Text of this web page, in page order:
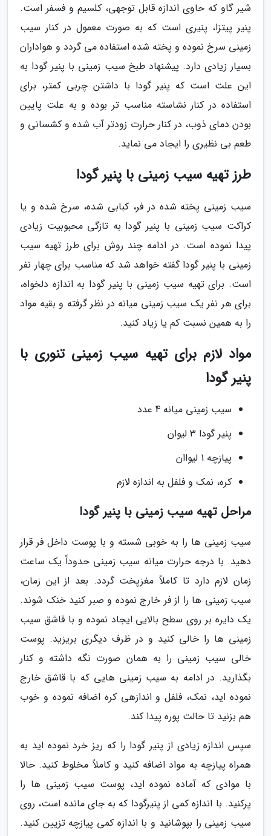
شیر گاو که حاوی اندازه قابل توجهی، کلسیم و فسفر است.
پنیر پیتزا، پنیری است که به صورت معمول در کنار سیب
زمینی سرخ نموده و پخته شده استفاده می گردد و هواداران
بسیار زیادی دارد. پیشنهاد طبخ سیب زمینی با پنیر گودا به
این علت است که پنیر گودا با داشتن چربی کمتر، برای
استفاده در کنار نشاسته مناسب تر بوده و به علت پایین
بودن دمای ذوب، در کنار حرارت زودتر آب شده و کشسانی و
طعم بی نظیری را ایجاد می نماید.
طرز تهیه سیب زمینی با پنیر گودا
سیب زمینی پخته شده در فر، کبابی شده، سرخ شده و یا
کراکت سیب زمینی با پنیر گودا به تازگی محبوبیت زیادی
پیدا نموده است. در ادامه چند روش برای طرز تهیه سیب
زمینی با پنیر گودا گفته خواهد شد که مناسب برای چهار نفر
است. برای تهیه سیب زمینی با پنیر گودا به اندازه دلخواه،
برای هر نفر یک سیب زمینی میانه در نظر گرفته و بقیه مواد
را به همین نسبت کم یا زیاد کنید.
مواد لازم برای تهیه سیب زمینی تنوری با
پنیر گودا
سیب زمینی میانه 4 عدد
پنیر گودا 3 لیوان
پیازچه 1 لیواان
کره، نمک و فلفل به اندازه لازم
مراحل تهیه سیب زمینی با پنیر گودا
سیب زمینی ها را به خوبی شسته و با پوست داخل فر قرار
دهید. با درجه حرارت میانه سیب زمینی حدوداً یک ساعت
زمان لازم دارد تا کاملاً مغزپخت گردد. بعد از این زمان،
سیب زمینی ها را از فر خارج نموده و صبر کنید خنک شوند.
یک دایره بر روی سطح بالایی ایجاد نموده و با قاشق سیب
زمینی ها را خالی کنید و در ظرف دیگری بریزید. پوست
خالی سیب زمینی را به همان صورت نگه داشته و کنار
بگذارید. در ادامه به سیب زمینی هایی که با قاشق خارج
نموده اید، نمک، فلفل و اندازهی کره اضافه نموده و خوب
هم بزنید تا حالت پوره پیدا کند.
سپس اندازه زیادی از پنیر گودا را که ریز خرد نموده اید به
همراه پیازچه به مواد اضافه کنید و کاملاً مخلوط کنید. حالا
با موادی که آماده نموده اید، پوست سیب زمینی ها را
پرکنید. با اندازه کمی از پنیرگودا که به جای مانده است، روی
سیب زمینی را بپوشانید و با اندازه کمی پیازچه تزیین کنید.